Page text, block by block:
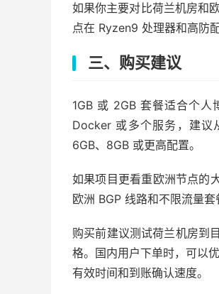
如果你主要对比荷兰机房和
点在 Ryzen9 处理器和高防配
三、购买建议
1GB 或 2GB 套餐适合个人
Docker 或多个服务，建议
6GB、8GB 或更高配置。
如果项目更看重欧洲节点的
欧洲 BGP 线路和不限流量套
购买前建议测试荷兰机房到
格。国内用户下单时，可以
有效时间和到账确认速度。